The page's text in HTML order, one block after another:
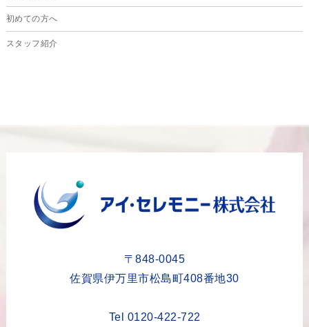
初めての方へ
スタッフ紹介
〒848-0045
佐賀県伊万里市松島町408番地30
Tel 0120-422-722